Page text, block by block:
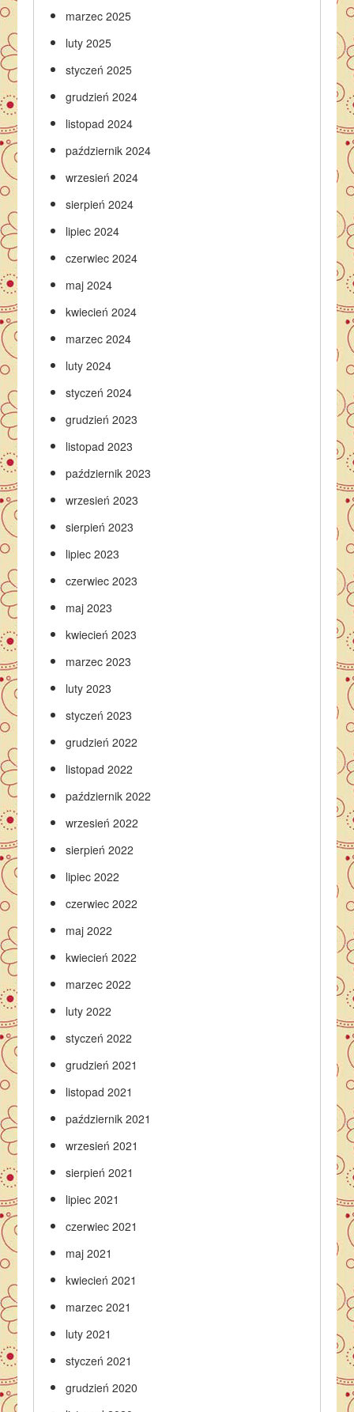
marzec 2025
luty 2025
styczeń 2025
grudzień 2024
listopad 2024
październik 2024
wrzesień 2024
sierpień 2024
lipiec 2024
czerwiec 2024
maj 2024
kwiecień 2024
marzec 2024
luty 2024
styczeń 2024
grudzień 2023
listopad 2023
październik 2023
wrzesień 2023
sierpień 2023
lipiec 2023
czerwiec 2023
maj 2023
kwiecień 2023
marzec 2023
luty 2023
styczeń 2023
grudzień 2022
listopad 2022
październik 2022
wrzesień 2022
sierpień 2022
lipiec 2022
czerwiec 2022
maj 2022
kwiecień 2022
marzec 2022
luty 2022
styczeń 2022
grudzień 2021
listopad 2021
październik 2021
wrzesień 2021
sierpień 2021
lipiec 2021
czerwiec 2021
maj 2021
kwiecień 2021
marzec 2021
luty 2021
styczeń 2021
grudzień 2020